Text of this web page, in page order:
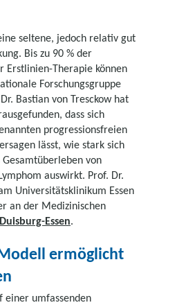
seltene, jedoch relativ gut
Bis zu 90 % der
Erstlinien-Therapie können
Forschungsgruppe
Bastian von Tresckow hat
dass sich
progressionsfreien
lässt, wie stark sich
von
auswirkt. Prof. Dr.
Universitätsklinikum Essen
an der Medizinischen
Essen.
ermöglicht
einer umfassenden